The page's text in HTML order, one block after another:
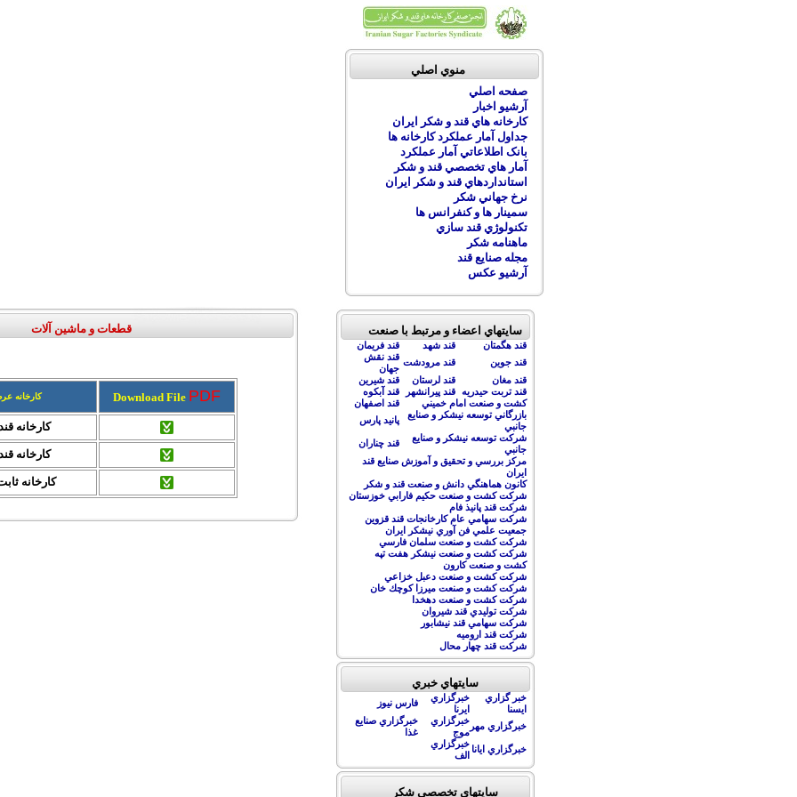
منوي اصلي
صفحه اصلي
آرشيو اخبار
کارخانه هاي قند و شکر ايران
جداول آمار عملکرد کارخانه ها
بانک اطلاعاتي آمار عملکرد
آمار هاي تخصصي قند و شکر
استانداردهاي قند و شکر ايران
نرخ جهاني شکر
سمينار ها و کنفرانس ها
تکنولوژي قند سازي
ماهنامه شکر
مجله صنايع قند
آرشيو عکس
قطعات و ماشين آلات
کارخانه Download File PDF
کارخانه
کارخانه
کارخانه
سايتهاي اعضاء و مرتبط با صنعت
قند فريمان قند شهد
قند هگمتان
قند نقش
جهان
قند مرودشت
قند جوين
قند شيرين
قند لرستان
قند مغان
قند آبکوه
قند پيرانشهر
قند تربت حيدريه
قند اصفهان
کشت و صنعت امام خميني
پانيد پارس
بازرگاني توسعه نيشکر و صنايع
جانبي
قند چناران
شرکت توسعه نيشکر و صنايع
جانبي
مرکز بررسي و تحقيق و آموزش صنايع قند
ايران
كانون هماهنگي دانش و صنعت قند و شكر
شركت كشت و صنعت حكيم فارابي خوزستان
شركت قند پانيذ فام
شركت سهامي عام كارخانجات قند قزوين
جمعيت علمي فن آوري نيشكر ايران
شركت كشت و صنعت سلمان فارسي
شركت كشت و صنعت نيشكر هفت تپه
كشت و صنعت كارون
شركت كشت و صنعت دعبل خزاعي
شركت كشت و صنعت ميرزا كوچك خان
شركت كشت و صنعت دهخدا
شركت توليدي قند شيروان
شركت سهامي قند نيشابور
شركت قند اروميه
شركت قند چهار محال
سايتهاي خبري
فارس نيوز
خبرگزاري
ايرنا
خبر گزاري
ايسنا
خبرگزاري صنايع
غذا
خبرگزاري
موج
خبرگزاري مهر
خبرگزاري
الف
خبرگزاري ايانا
سايتهاي تخصصي شکر